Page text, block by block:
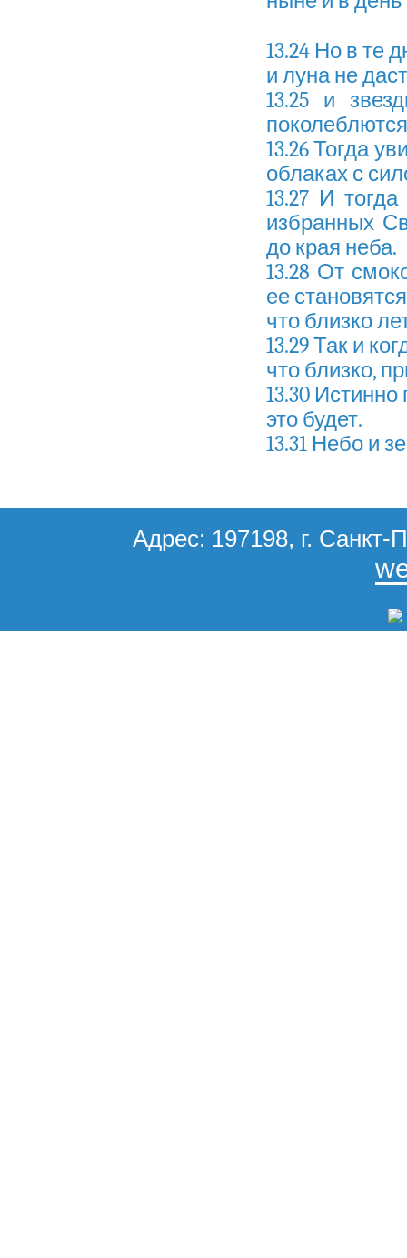
13.24 Но в те
и луна не
13.25 и
13.26 Тогда
облаках с
13.27 И
избранных
до края неба.
13.28 От
ее
что близко
13.29 Так и
что близко,
13.30
это будет.
13.31 Небо и
Адрес: 197198, г. Санкт-